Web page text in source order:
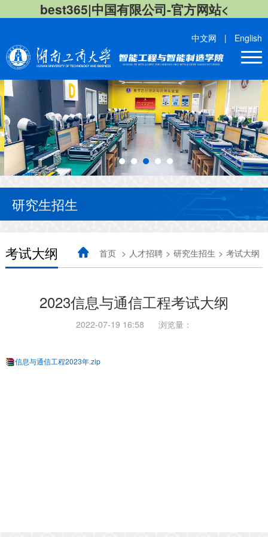
best365|中国有限公司-官方网站<
中文网 | English
研究生招生
考试大纲 首页 > 人才招聘 > 研究生招生 > 考试大纲
2023信息与通信工程考试大纲
2022-07-19 16:58 浏览量：
信息与通信工程2023年.zip